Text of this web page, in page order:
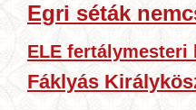
Egri séták
ELE fertálymesteri
Fáklyás